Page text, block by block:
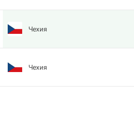
Чехия
Чехия